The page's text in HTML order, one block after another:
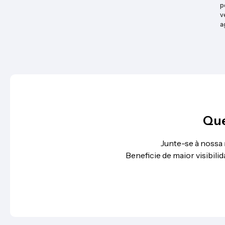
Junte-se à
Beneficie de maior